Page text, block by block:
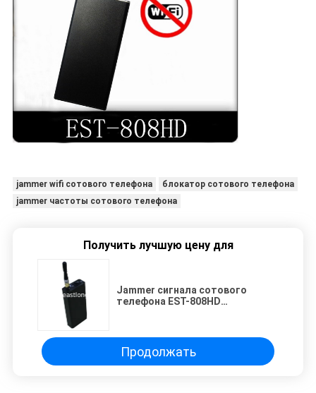
jammer wifi сотового телефона
блокатор сотового телефона
jammer частоты сотового телефона
Получить лучшую цену для
Jammer сигнала сотового
телефона EST-808HD
Продолжать